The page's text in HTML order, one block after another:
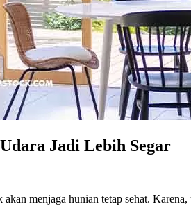
Jadi Lebih Segar
menjaga hunian tetap sehat.